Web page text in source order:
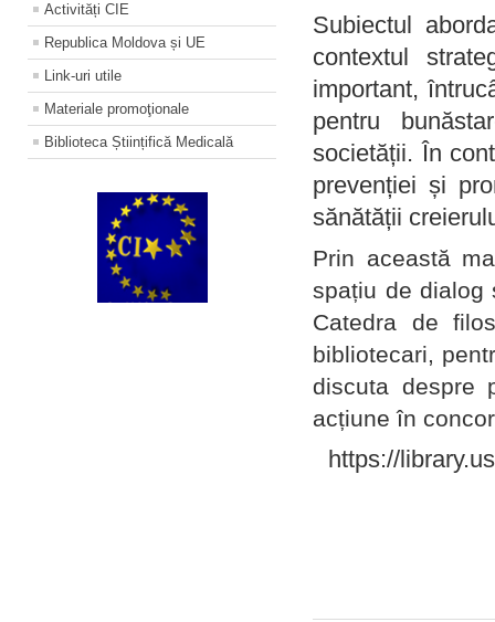
Activități CIE
Republica Moldova și UE
Link-uri utile
Materiale promoţionale
Biblioteca Științifică Medicală
Subiectul
contextul
important,
pentru
societății. În
prevenției și
sănătății
Prin această
spațiu de dialog
Catedra de
bibliotecari,
discuta despre
acțiune în
https://